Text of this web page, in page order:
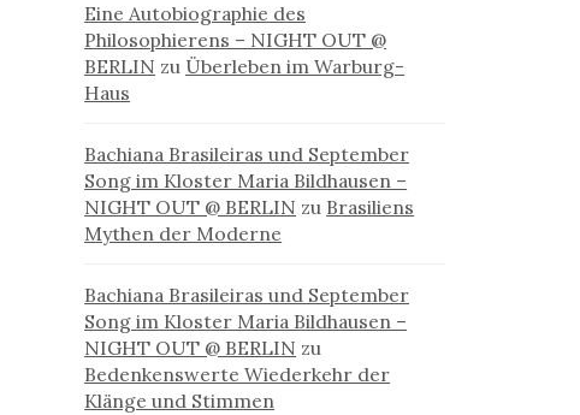
Eine Autobiographie des
Philosophierens – NIGHT OUT @
BERLIN zu Überleben im Warburg-
Haus
Bachiana Brasileiras und September
Song im Kloster Maria Bildhausen –
NIGHT OUT @ BERLIN zu Brasiliens
Mythen der Moderne
Bachiana Brasileiras und September
Song im Kloster Maria Bildhausen –
NIGHT OUT @ BERLIN zu
Bedenkenswerte Wiederkehr der
Klänge und Stimmen